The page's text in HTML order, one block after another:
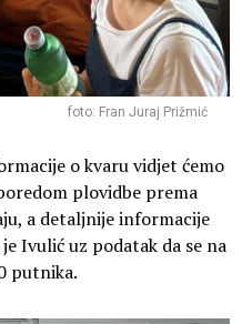
foto: Fran Juraj Prižmić
o kvaru vidjet ćemo
plovidbe prema
a detaljnije informacije
Ivulić uz podatak da se na
putnika.